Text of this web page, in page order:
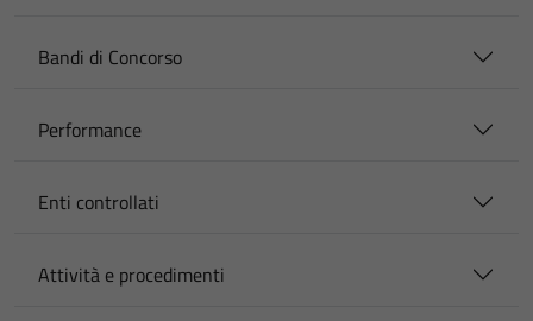
Bandi di Concorso
Performance
Enti controllati
Attività e procedimenti